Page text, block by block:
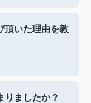
頂いた理由を教
りましたか？